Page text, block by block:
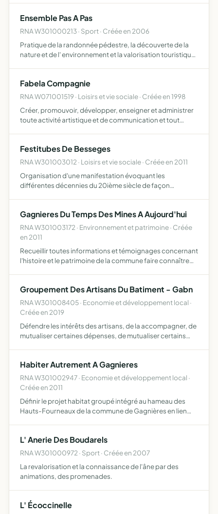
Ensemble Pas A Pas
RNA W301000213 · Sport · Créée en 2006
Pratique de la randonnée pédestre, la découverte de la
nature et de l' environnement et la valorisation touristique
Fabela Compagnie
RNA W071001519 · Loisirs et vie sociale · Créée en 1998
Créer, promouvoir, développer, enseigner et administrer
toute activité artistique et de communication et tout
Festitubes De Besseges
RNA W301003012 · Loisirs et vie sociale · Créée en 2011
Organisation d'une manifestation évoquant les
différentes décennies du 20ième siècle de façon
Gagnieres Du Temps Des Mines A Aujourd'hui
RNA W301003172 · Environnement et patrimoine · Créée
en 2011
Recueillir toutes informations et témoignages concernant
l'histoire et le patrimoine de la commune faire connaître
Groupement Des Artisans Du Batiment - Gabn
RNA W301008405 · Economie et développement local ·
Créée en 2019
Défendre les intérêts des artisans, de la accompagner, de
mutualiser certaines dépenses, de mutualiser certains
Habiter Autrement A Gagnieres
RNA W301002947 · Economie et développement local ·
Créée en 2011
Définir le projet habitat groupé intégré au hameau des
Hauts-Fourneaux de la commune de Gagnières en lien
L' Anerie Des Boudarels
RNA W301000972 · Sport · Créée en 2007
La revalorisation et la connaissance de l'âne par des
animations, des promenades.
L' Écoccinelle